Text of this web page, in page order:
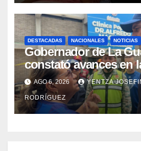
DESTACADAS NACIONALES NOTICIAS
Gobernador de La
constató avances en
rehabilitación del
Catia la Mar
AGO 6, 2026 YENTZA
RODRÍGUEZ